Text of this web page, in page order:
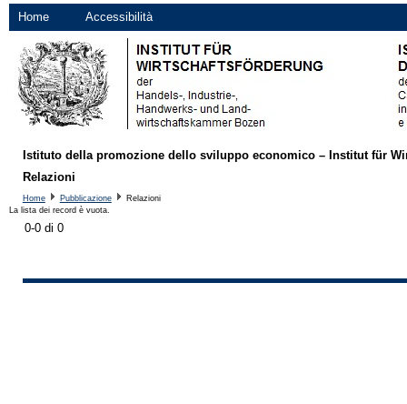
Home Accessibilità
Istituto della promozione dello sviluppo economico – Institut für
Relazioni
Home Pubblicazione
Relazioni
La lista dei record è vuota.
0-0 di 0